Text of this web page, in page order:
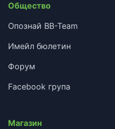
Общество
Опознай BB-Team
Имейл бюлетин
Форум
Facebook група
Магазин